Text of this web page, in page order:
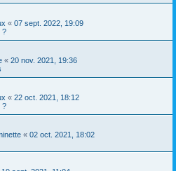
« 07 sept. 2022, 19:09
?
« 20 nov. 2021, 19:36
« 22 oct. 2021, 18:12
?
« 02 oct. 2021, 18:02